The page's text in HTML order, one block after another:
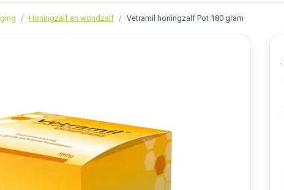
Honingzalf en wondzalf Vetramil honingzalf Pot 180 gram